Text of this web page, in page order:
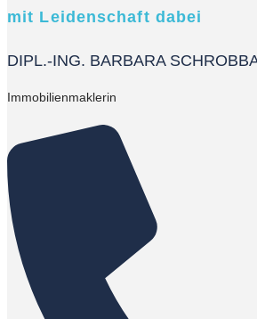
mit Leidenschaft dabei
DIPL.-ING. BARBARA
Immobilienmaklerin